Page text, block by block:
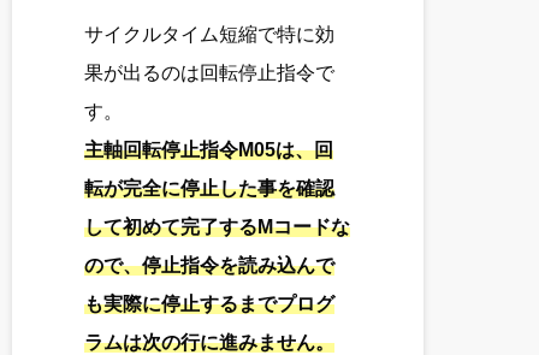
サイクルタイム短縮で特に効
果が出るのは回転停止指令で
す。
主軸回転停止指令M05は、回
転が完全に停止した事を確認
して初めて完了するMコードな
ので、停止指令を読み込んで
も実際に停止するまでプログ
ラムは次の行に進みません。